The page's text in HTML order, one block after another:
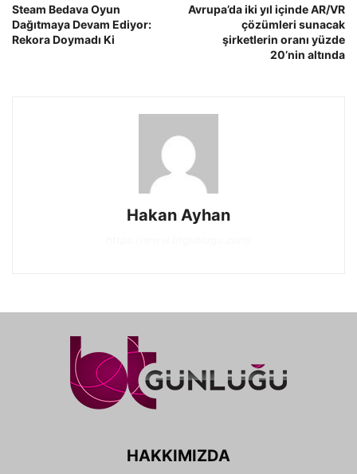
Steam Bedava Oyun
Dağıtmaya Devam Ediyor:
Rekora Doymadı Ki
Avrupa’da iki yıl içinde AR/VR
çözümleri sunacak
şirketlerin oranı yüzde
20’nin altında
Hakan Ayhan
HAKKIMIZDA